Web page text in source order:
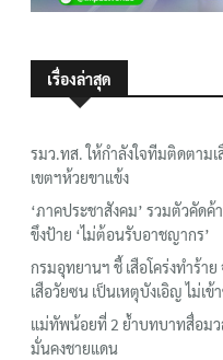
เรื่องล่าสุด
รมว.ทส. ให้กำลังใจทีมติดตามเ
เขตฯห้วยขาแข้ง
‘ภาคประชาสังคม’ รวมตัวคัดค้
ขึงป้าย ‘ไม่ต้อนรับอาชญากร’
กรมอุทยานฯ ชี้ เสือโคร่งทำร้า
เสือวัยซน เป็นเหตุบังเอิญ ไม่เข้
แม่ทัพน้อยที่ 2 ย้ำบทบาทสื่อม
มั่นคงชายแดน